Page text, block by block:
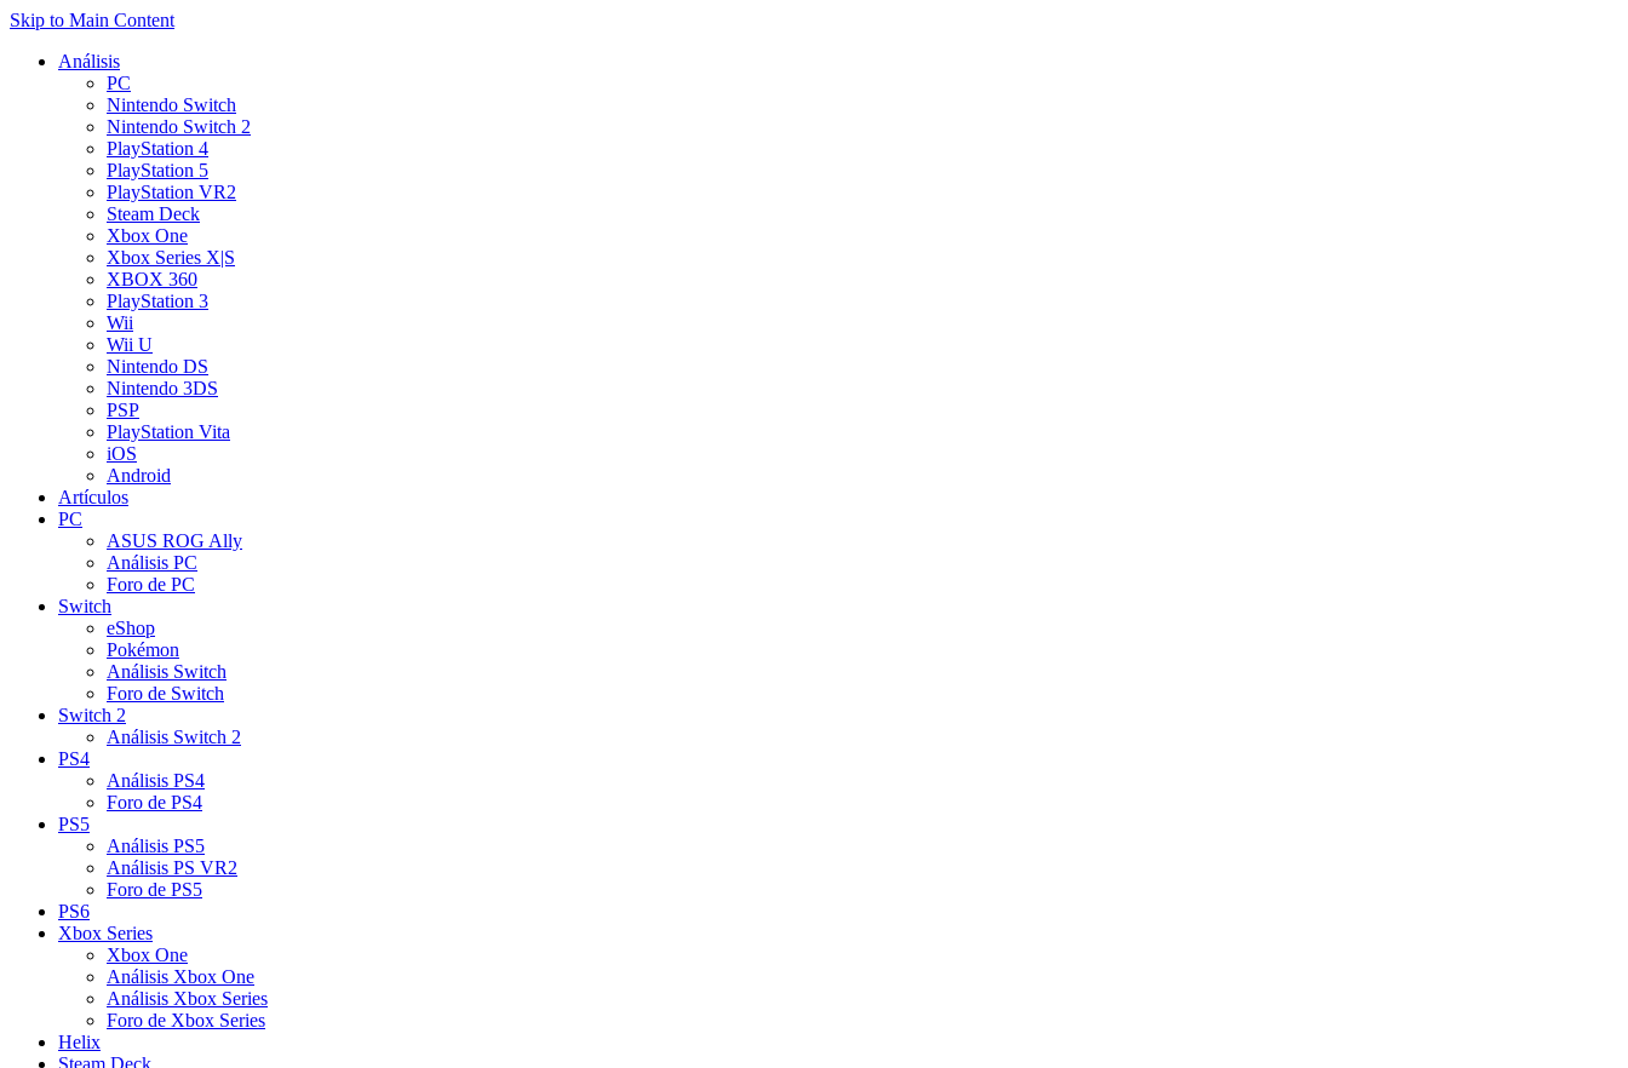
Skip to Main Content
Análisis
PC
Nintendo Switch
Nintendo Switch 2
PlayStation 4
PlayStation 5
PlayStation VR2
Steam Deck
Xbox One
Xbox Series X|S
XBOX 360
PlayStation 3
Wii
Wii U
Nintendo DS
Nintendo 3DS
PSP
PlayStation Vita
iOS
Android
Artículos
PC
ASUS ROG Ally
Análisis PC
Foro de PC
Switch
eShop
Pokémon
Análisis Switch
Foro de Switch
Switch 2
Análisis Switch 2
PS4
Análisis PS4
Foro de PS4
PS5
Análisis PS5
Análisis PS VR2
Foro de PS5
PS6
Xbox Series
Xbox One
Análisis Xbox One
Análisis Xbox Series
Foro de Xbox Series
Helix
Steam Deck